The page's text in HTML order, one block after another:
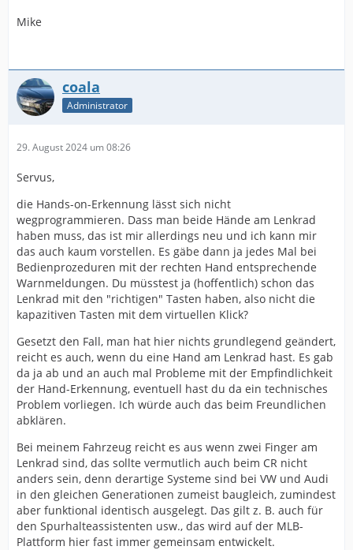
Mike
coala
Administrator
29. August 2024 um 08:26
Servus,
die Hands-on-Erkennung lässt sich nicht
wegprogrammieren. Dass man beide Hände am Lenkrad
haben muss, das ist mir allerdings neu und ich kann mir
das auch kaum vorstellen. Es gäbe dann ja jedes Mal bei
Bedienprozeduren mit der rechten Hand entsprechende
Warnmeldungen. Du müsstest ja (hoffentlich) schon das
Lenkrad mit den "richtigen" Tasten haben, also nicht die
kapazitiven Tasten mit dem virtuellen Klick?
Gesetzt den Fall, man hat hier nichts grundlegend geändert,
reicht es auch, wenn du eine Hand am Lenkrad hast. Es gab
da ja ab und an auch mal Probleme mit der Empfindlichkeit
der Hand-Erkennung, eventuell hast du da ein technisches
Problem vorliegen. Ich würde auch das beim Freundlichen
abklären.
Bei meinem Fahrzeug reicht es aus wenn zwei Finger am
Lenkrad sind, das sollte vermutlich auch beim CR nicht
anders sein, denn derartige Systeme sind bei VW und Audi
in den gleichen Generationen zumeist baugleich, zumindest
aber funktional identisch ausgelegt. Das gilt z. B. auch für
den Spurhalteassistenten usw., das wird auf der MLB-
Plattform hier fast immer gemeinsam entwickelt.